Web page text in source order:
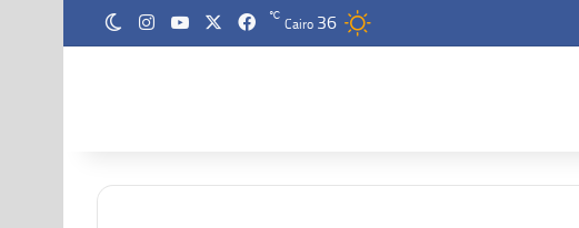
Cairo36
℃ فيسبوك ‫YouTubeانستقرام